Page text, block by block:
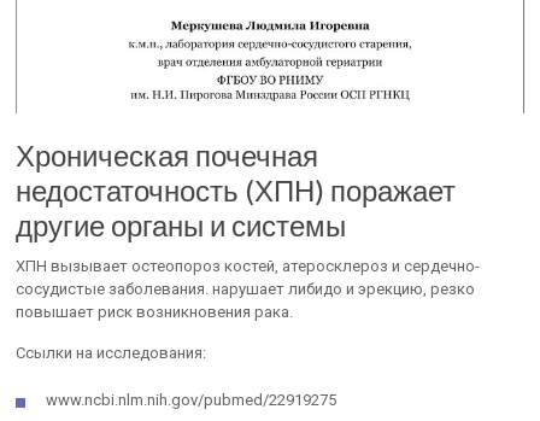
Хроническая почечная
недостаточность (ХПН) поражает
другие органы и системы
ХПН вызывает остеопороз костей, атеросклероз и сердечно-
сосудистые заболевания. нарушает либидо и эрекцию, резко
повышает риск возникновения рака.
Ссылки на исследования:
www.ncbi.nlm.nih.gov/pubmed/22919275